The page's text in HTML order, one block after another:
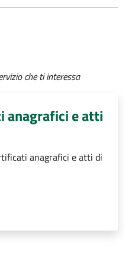
che ti interessa
anagrafici e atti
anagrafici e atti di